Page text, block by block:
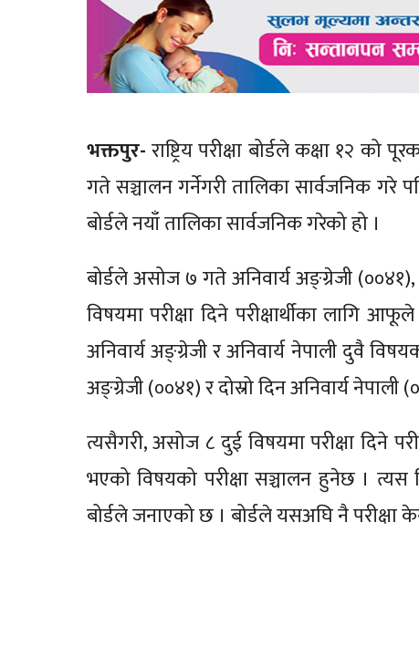
भक्तपुर-राष्ट्रिय परीक्षा बोर्डले कक्षा १२
गते सञ्चालन गर्नेगरी तालिका सार्वजनिक गरे
बोर्डले नयाँ तालिका सार्वजनिक गरेको हो ।
बोर्डले असोज ७ गते अनिवार्य अङ्ग्रेजी (००४१),
विषयमा परीक्षा दिने परीक्षार्थीका लागि
अनिवार्य अङ्ग्रेजी र अनिवार्य नेपाली दुवै
अङ्ग्रेजी (००४१) र दोस्रो दिन अनिवार्य नेपाली
त्यसैगरी, असोज ८ दुई विषयमा परीक्षा दिने
भएको विषयको परीक्षा सञ्चालन हुनेछ । त्यस
बोर्डले जनाएको छ । बोर्डले यसअघि नै परीक्षा